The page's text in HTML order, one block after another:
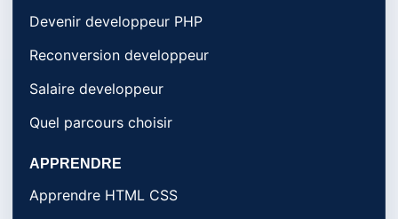
Devenir developpeur PHP
Reconversion developpeur
Salaire developpeur
Quel parcours choisir
APPRENDRE
Apprendre HTML CSS